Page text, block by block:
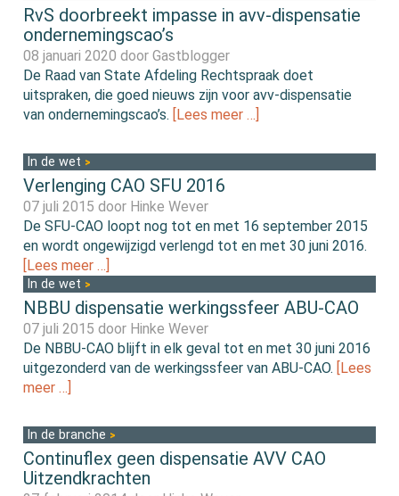
RvS doorbreekt impasse in avv-dispensatie
ondernemingscao’s
08 januari 2020 doorGastblogger
De Raad van State Afdeling Rechtspraak doet
uitspraken, die goed nieuws zijn voor avv-dispensatie
van ondernemingscao’s. [Lees meer …]
In de wet
Verlenging CAO SFU 2016
07 juli 2015 door Hinke Wever
De SFU-CAO loopt nog tot en met 16 september 2015
en wordt ongewijzigd verlengd tot en met 30 juni 2016.
[Lees meer …]
In de wet
NBBU dispensatie werkingssfeer ABU-CAO
07 juli 2015 door Hinke Wever
De NBBU-CAO blijft in elk geval tot en met 30 juni 2016
uitgezonderd van de werkingssfeer van ABU-CAO. [Lees
meer …]
In de branche
Continuflex geen dispensatie AVV CAO
Uitzendkrachten